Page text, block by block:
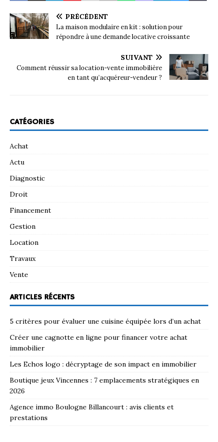
PRÉCÉDENT
La maison modulaire en kit : solution pour
répondre à une demande locative croissante
SUIVANT
Comment réussir sa location-vente immobilière
en tant qu’acquéreur-vendeur ?
CATÉGORIES
Achat
Actu
Diagnostic
Droit
Financement
Gestion
Location
Travaux
Vente
ARTICLES RÉCENTS
5 critères pour évaluer une cuisine équipée lors d’un achat
Créer une cagnotte en ligne pour financer votre achat
immobilier
Les Echos logo : décryptage de son impact en immobilier
Boutique jeux Vincennes : 7 emplacements stratégiques en
2026
Agence immo Boulogne Billancourt : avis clients et
prestations